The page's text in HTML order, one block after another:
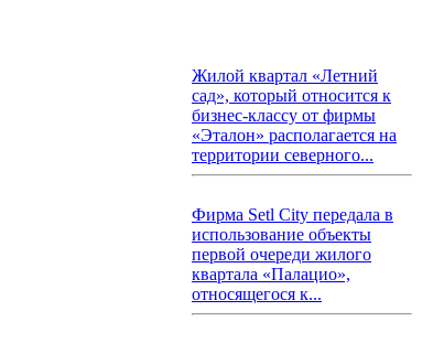
Жилой квартал «Летний
сад», который относится к
бизнес-классу от фирмы
«Эталон» располагается на
территории северного...
Фирма Setl City передала в
использование объекты
первой очереди жилого
квартала «Палацио»,
относящегося к...